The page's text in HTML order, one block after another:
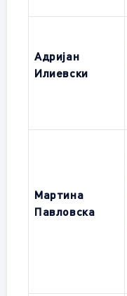
Адријан
Илиевски
Мартина
Павловска